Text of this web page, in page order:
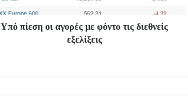
Υπό πίεση οι αγορές με φόντο τις διεθνείς
εξελίξεις